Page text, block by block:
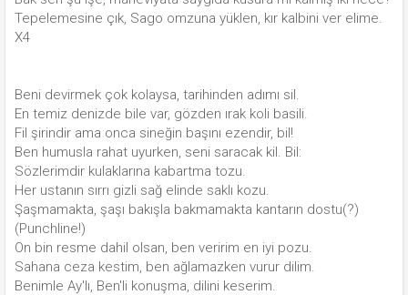
Tepelemesine çık, Sago omzuna yüklen, kır kalbini ver elime.
X4
Beni devirmek çok kolaysa, tarihinden adımı sil.
En temiz denizde bile var, gözden ırak koli basili.
Fil şirindir ama onca sineğin başını ezendir, bil!
Ben humusla rahat uyurken, seni saracak kil. Bil:
Sözlerimdir kulaklarına kabartma tozu.
Her ustanın sırrı gizli sağ elinde saklı kozu.
Şaşmamakta, şaşı bakışla bakmamakta kantarın dostu(?)
(Punchline!)
On bin resme dahil olsan, ben veririm en iyi pozu.
Sahana ceza kestim, ben ağlamazken vurur dilim.
Benimle Ay'lı, Ben'li konuşma, dilini keserim.